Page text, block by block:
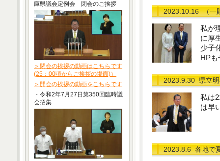
2023.10.16（一
私が
に厚
少子
HP
2023.9.30県立
私は
は早
2023.8.6各地で
庫県議会定例会 閉会のご挨拶
＞閉会の挨拶の動画はこちらです
(25：00頃からご挨拶の場面)）
＞開会の挨拶の動画をこちらです
・令和2年7月27日第350回臨時議
会招集